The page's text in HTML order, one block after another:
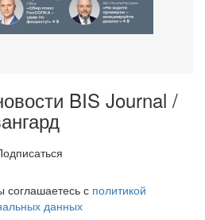
BIS Journal /
с политикой
данных